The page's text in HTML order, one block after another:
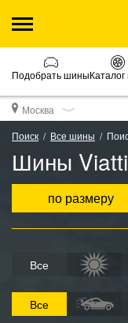
Подобрать шины
Москва
Поиск
Все шины
Шины
по размеру
Все
Все